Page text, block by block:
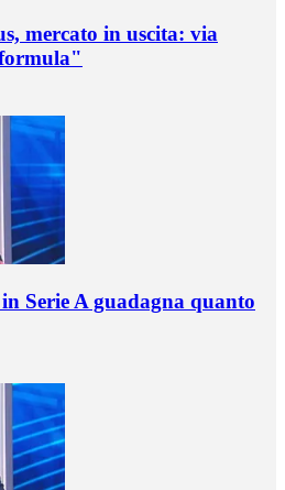
mercato in uscita: via
Serie A guadagna quanto